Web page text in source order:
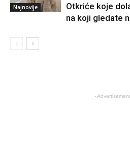
Najnovije
Otkriće koje
na koji gledate
-